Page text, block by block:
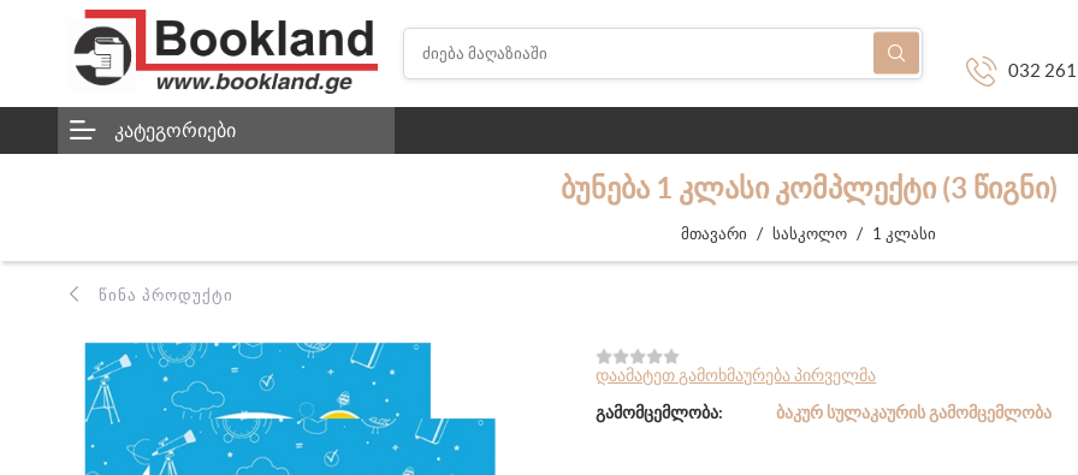
032
ᲙᲐᲢᲔᲒᲝᲠᲘᲔᲑᲘ
ᲑᲣᲜᲔᲑᲐ 1 ᲙᲚᲐᲡᲘ ᲙᲝᲛᲞᲚᲔᲥᲢᲘ (3 ᲬᲘᲒᲜᲘ)
მთავარი / სასკოლო / 1 კლასი
ᲬᲘᲜᲐ ᲞᲠᲝᲓᲣᲥᲢᲘ
დაამატეთ გამოხმაურება პირველმა
გამომცემლობა:
ᲑᲐᲙᲣᲠ ᲡᲣᲚᲐᲙᲐᲣᲠᲘᲡ ᲒᲐᲛᲝᲛᲪᲔᲛᲚᲝᲑᲐ